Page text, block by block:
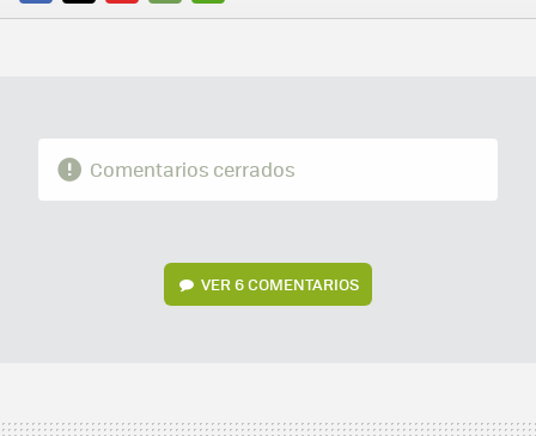
FACEBOOK
TWITTERFLIPBOARD
E-
WHATSAPP
Comentarios cerrados
VER 6 COMENTARIOS